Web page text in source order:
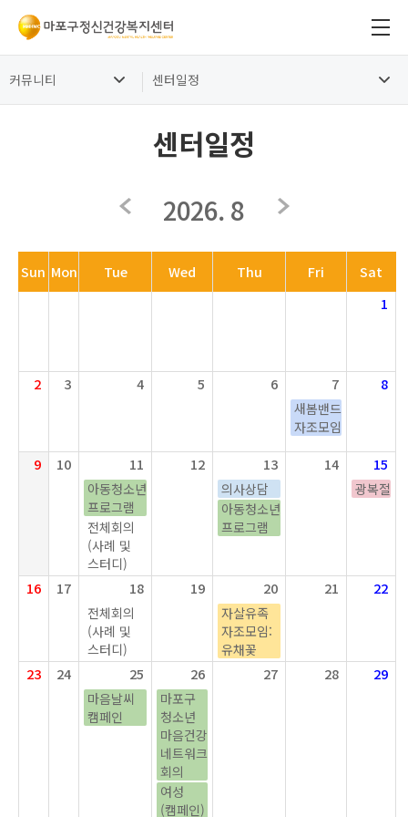
커뮤니티 센터일정
센터일정
2026. 8
Sun Mon Tue Wed Thu Fri
Sat
1
2 3 4 5 6 7
새봄밴드
자조모임
8
9 10 11
아동청소년
프로그램
전체회의
(사례 및
스터디)
12 13
의사상담
아동청소년
프로그램
14 15
광복절
16 17 18
전체회의
(사례 및
스터디)
19 20
자살유족
자조모임:
유채꽃
21 22
23 24 25
마음날씨
캠페인
26
마포구
청소년
마음건강
네트워크
회의
여성
(캠페인)
27 28 29